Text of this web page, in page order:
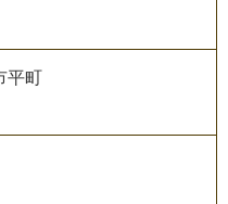
平町